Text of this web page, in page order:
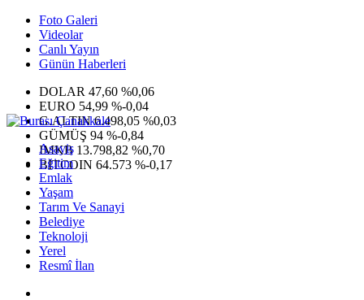
Foto Galeri
Videolar
Canlı Yayın
Günün Haberleri
DOLAR 47,60 %0,06
EURO 54,99 %-0,04
G.ALTIN6.498,05 %0,03
GÜMÜŞ 94 %-0,84
IMKB 13.798,82 %0,70
BITCOIN 64.573 %-0,17
Asayiş
Eğitim
Emlak
Yaşam
Tarım Ve Sanayi
Belediye
Teknoloji
Yerel
Resmî İlan